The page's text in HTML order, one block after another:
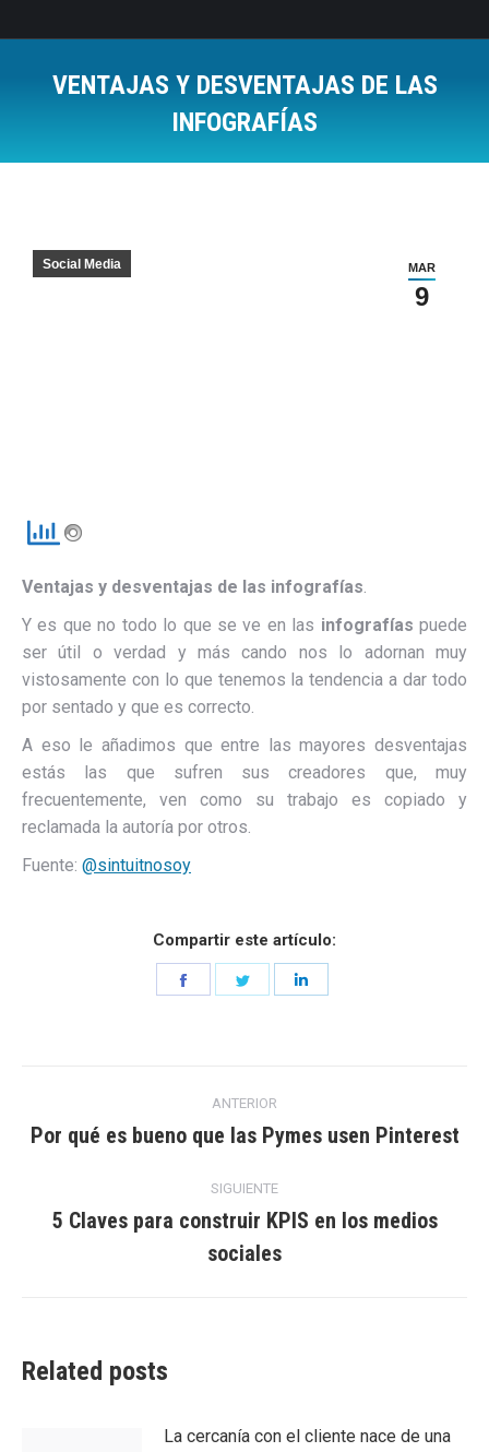
VENTAJAS Y DESVENTAJAS DE LAS
INFOGRAFÍAS
MAR
9
Social Media
Ventajas y desventajas de las infografías.
Y es que no todo lo que se ve en las infografías puede
ser útil o verdad y más cando nos lo adornan muy
vistosamente con lo que tenemos la tendencia a dar todo
por sentado y que es correcto.
A eso le añadimos que entre las mayores desventajas
estás las que sufren sus creadores que, muy
frecuentemente, ven como su trabajo es copiado y
reclamada la autoría por otros.
Fuente: @sintuitnosoy
Compartir este artículo:
Share
entre
ANTERIOR
Entrada
Por qué es bueno que las Pymes usen Pinterest
SIGUIENTE
siguiente:
5 Claves para construir KPIS en los medios
sociales
Related posts
La cercanía con el cliente nace de una